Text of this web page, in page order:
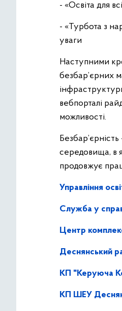
- «Освіта для
- «Турбота з
уваги
Наступними
безбар’єрних
вебпорталі
можливості.
середовища, в
продовжує
Управління
Служба у
Центр
Деснянський
КП "Керуюча
КП ШЕУ